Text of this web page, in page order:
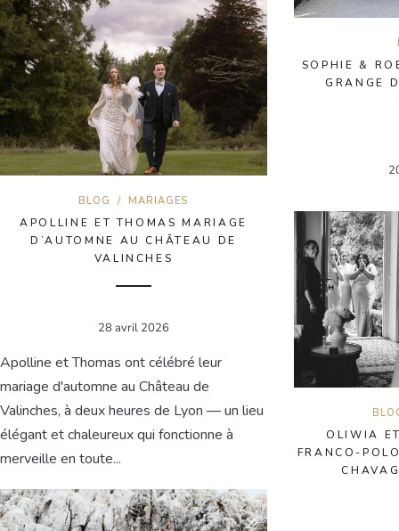
SOPHIE &
GRANGE
BLOG /MARIAGES
APOLLINE ET THOMAS MARIAGE
D’AUTOMNE AU CHÂTEAU DE
VALINCHES
28 avril 2026
Apolline et Thomas ont célébré leur
mariage d'automne au Château de
Valinches, à deux heures de Lyon — un lieu
élégant et chaleureux qui fonctionne à
merveille en toute...
OLIWIA
FRANCO-